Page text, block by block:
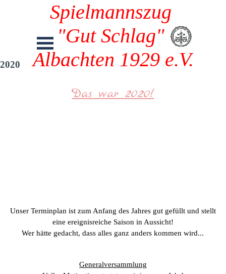
Spielmannszug
"Gut Schlag"
Albachten 1929 e.V.
2020
Das war 2020!
Unser Terminplan ist zum Anfang des Jahres gut gefüllt und stellt
eine ereignisreiche Saison in Aussicht!
Wer hätte gedacht, dass alles ganz anders kommen wird...
Generalversammlung